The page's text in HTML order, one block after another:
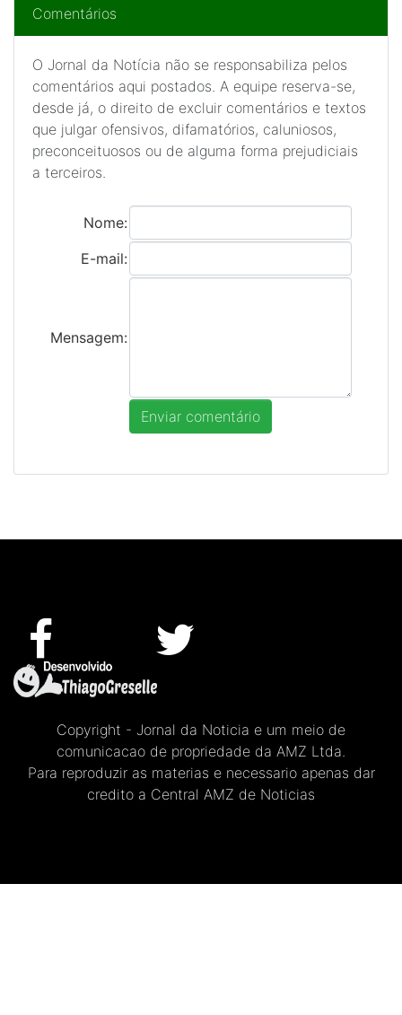
Comentários
O Jornal da Notícia não se responsabiliza pelos
comentários aqui postados. A equipe reserva-se,
desde já, o direito de excluir comentários e textos
que julgar ofensivos, difamatórios, caluniosos,
preconceituosos ou de alguma forma prejudiciais
a terceiros.
Nome:
E-mail:
Mensagem:
Copyright - Jornal da Noticia e um meio de
comunicacao de propriedade da AMZ Ltda.
Para reproduzir as materias e necessario apenas dar
credito a Central AMZ de Noticias